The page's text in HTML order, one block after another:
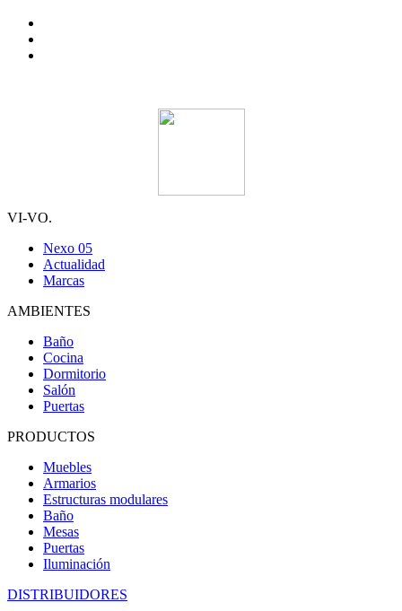
VI-VO.
Nexo 05
Actualidad
Marcas
AMBIENTES
Baño
Cocina
Dormitorio
Salón
Puertas
PRODUCTOS
Muebles
Armarios
Estructuras modulares
Baño
Mesas
Puertas
Iluminación
DISTRIBUIDORES